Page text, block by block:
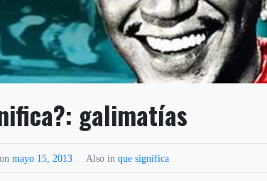
galimatías
onmayo 15, 2013 Also inque significa